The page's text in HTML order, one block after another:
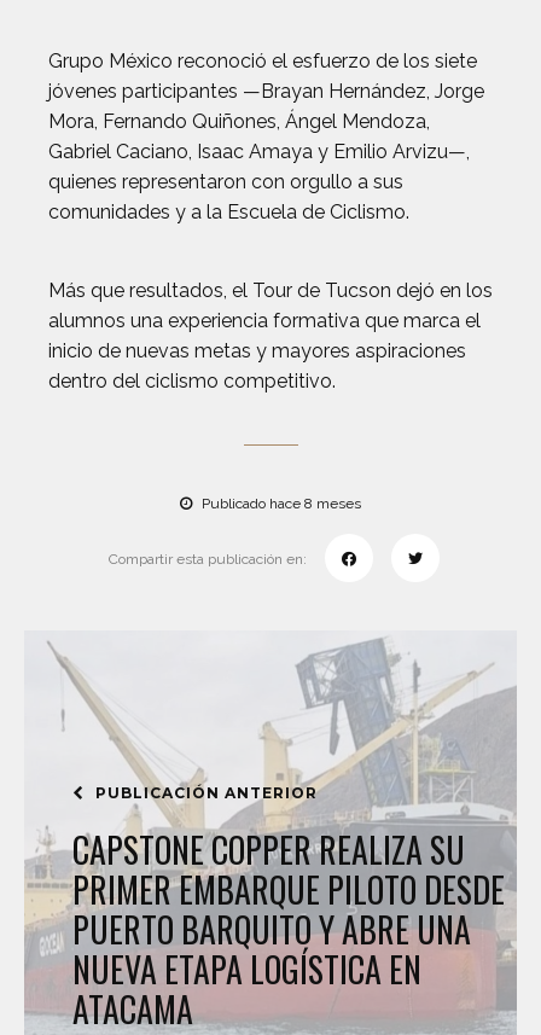
Grupo México reconoció el esfuerzo de los siete
jóvenes participantes —Brayan Hernández, Jorge
Mora, Fernando Quiñones, Ángel Mendoza,
Gabriel Caciano, Isaac Amaya y Emilio Arvizu—,
quienes representaron con orgullo a sus
comunidades y a la Escuela de Ciclismo.
Más que resultados, el Tour de Tucson dejó en los
alumnos una experiencia formativa que marca el
inicio de nuevas metas y mayores aspiraciones
dentro del ciclismo competitivo.
Publicado hace 8 meses
Compartir esta publicación en:
PUBLICACIÓN ANTERIOR
CAPSTONE COPPER REALIZA SU
PRIMER EMBARQUE PILOTO DESDE
PUERTO BARQUITO Y ABRE UNA
NUEVA ETAPA LOGÍSTICA EN
ATACAMA